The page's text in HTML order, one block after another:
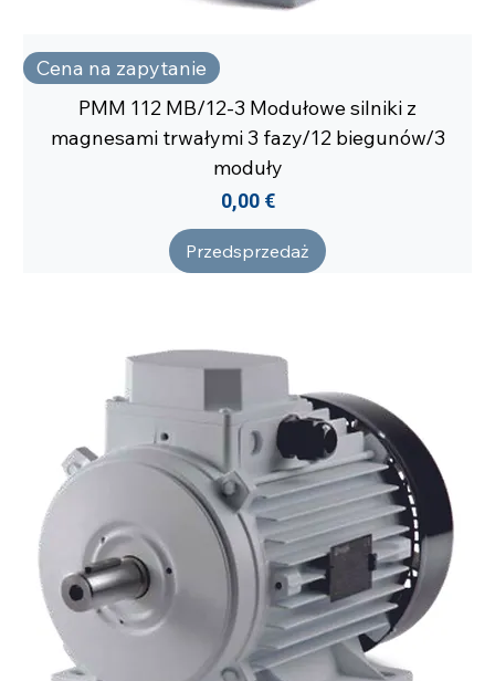
Cena na zapytanie
PMM 112 MB/12-3 Modułowe silniki z
magnesami trwałymi 3 fazy/12 biegunów/3
moduły
Cena
0,00 €
Przedsprzedaż